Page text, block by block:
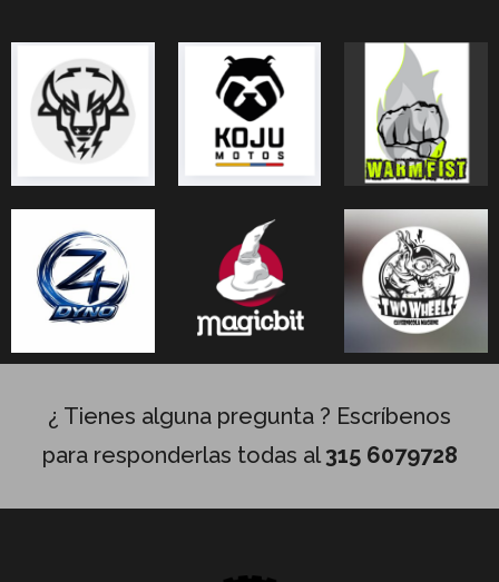
¿ Tienes alguna pregunta ? Escríbenos
para responderlas todas al 315 6079728